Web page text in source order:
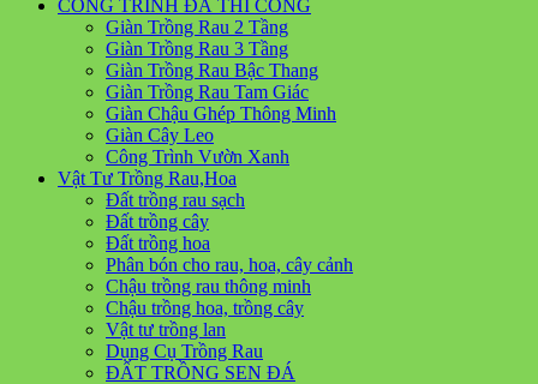
CÔNG TRÌNH ĐÃ THI CÔNG
Giàn Trồng Rau 2 Tầng
Giàn Trồng Rau 3 Tầng
Giàn Trồng Rau Bậc Thang
Giàn Trồng Rau Tam Giác
Giàn Chậu Ghép Thông Minh
Giàn Cây Leo
Công Trình Vườn Xanh
Vật Tư Trồng Rau,Hoa
Đất trồng rau sạch
Đất trồng cây
Đất trồng hoa
Phân bón cho rau, hoa, cây cảnh
Chậu trồng rau thông minh
Chậu trồng hoa, trồng cây
Vật tư trồng lan
Dụng Cụ Trồng Rau
ĐẤT TRỒNG SEN ĐÁ